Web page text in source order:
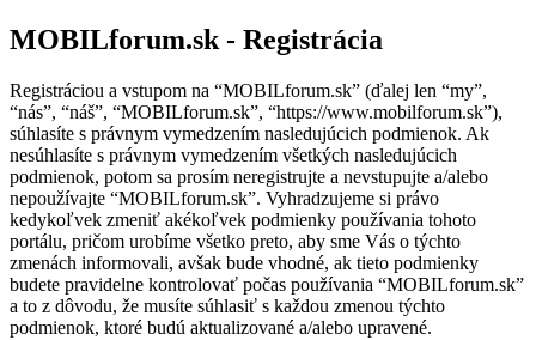
MOBILforum.sk - Registrácia
Registráciou a vstupom na “MOBILforum.sk” (ďalej len “my”,
“nás”, “náš”, “MOBILforum.sk”, “https://www.mobilforum.sk”),
súhlasíte s právnym vymedzením nasledujúcich podmienok. Ak
nesúhlasíte s právnym vymedzením všetkých nasledujúcich
podmienok, potom sa prosím neregistrujte a nevstupujte a/alebo
nepoužívajte “MOBILforum.sk”. Vyhradzujeme si právo
kedykoľvek zmeniť akékoľvek podmienky používania tohoto
portálu, pričom urobíme všetko preto, aby sme Vás o týchto
zmenách informovali, avšak bude vhodné, ak tieto podmienky
budete pravidelne kontrolovať počas používania “MOBILforum.sk”
a to z dôvodu, že musíte súhlasiť s každou zmenou týchto
podmienok, ktoré budú aktualizované a/alebo upravené.